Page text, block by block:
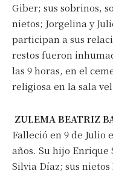
Giber; sus sobrinos,
nietos; Jorgelina y
participan a sus
restos fueron
las 9 horas, en el
religiosa en la sala
ZULEMA BEATRIZ
Falleció en 9 de Julio
años. Su hijo
Silvia Díaz; sus